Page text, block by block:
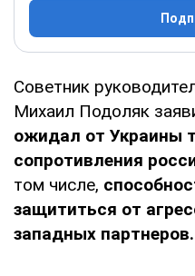
Советник
Михаил Подоляк
ожидал от Украины
сопротивления
том числе,
защититься от
западных партнеров.